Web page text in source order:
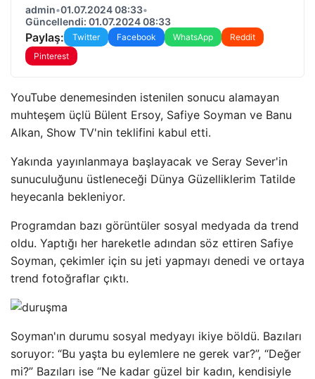
admin•01.07.2024 08:33•
Güncellendi: 01.07.2024 08:33
Paylaş: Twitter Facebook WhatsApp
Reddit
Pinterest
YouTube denemesinden istenilen sonucu alamayan
muhteşem üçlü Bülent Ersoy, Safiye Soyman ve Banu
Alkan, Show TV'nin teklifini kabul etti.
Yakında yayınlanmaya başlayacak ve Seray Sever'in
sunuculuğunu üstleneceği Dünya Güzelliklerim Tatilde
heyecanla bekleniyor.
Programdan bazı görüntüler sosyal medyada da trend
oldu. Yaptığı her hareketle adından söz ettiren Safiye
Soyman, çekimler için su jeti yapmayı denedi ve ortaya
trend fotoğraflar çıktı.
Soyman'ın durumu sosyal medyayı ikiye böldü. Bazıları
soruyor: “Bu yaşta bu eylemlere ne gerek var?”, “Değer
mi?” Bazıları ise “Ne kadar güzel bir kadın, kendisiyle